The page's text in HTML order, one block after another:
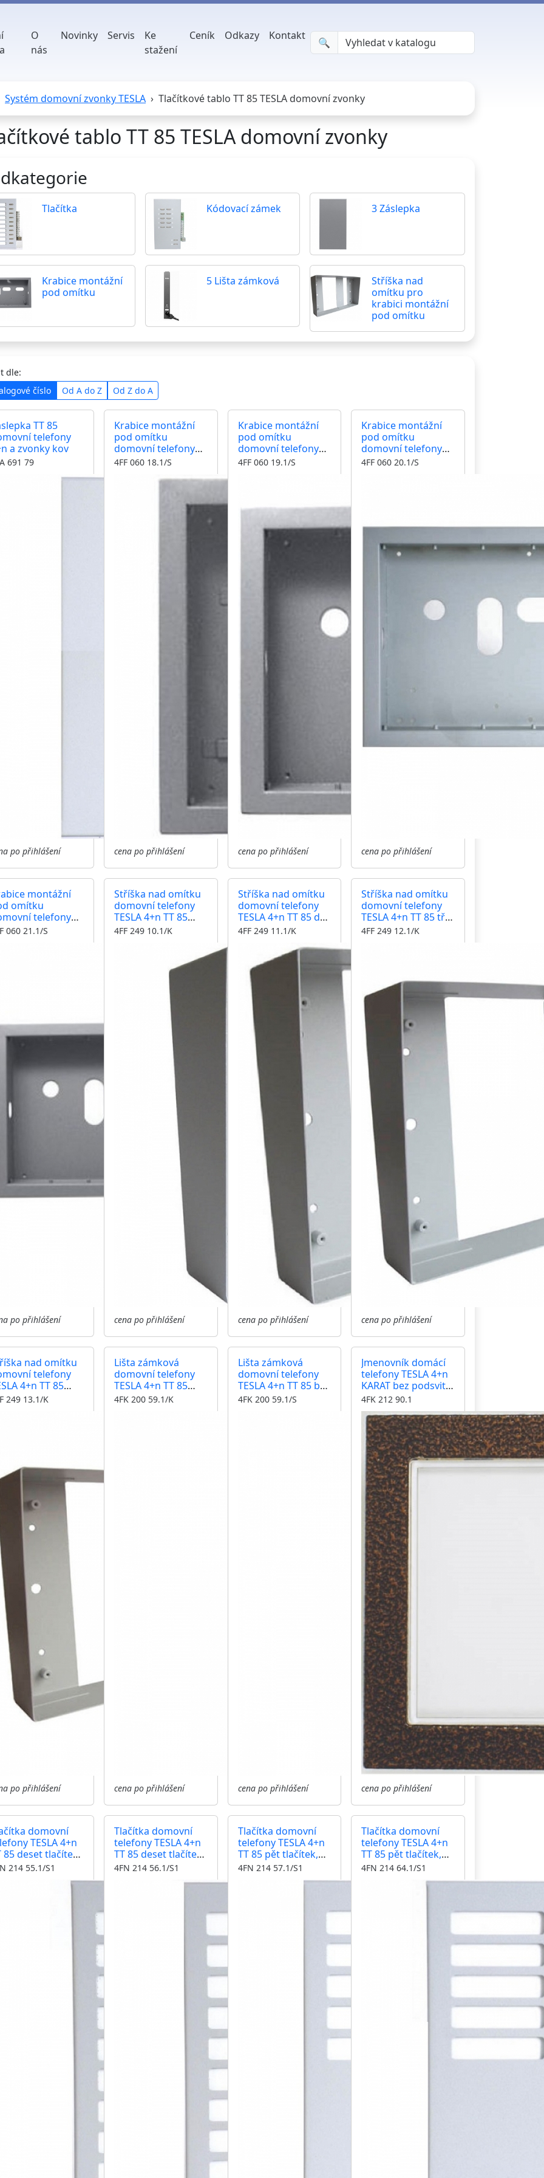
O
nás
Novinky Servis
Ke
stažení
Ceník Odkazy Kontakt
🔍︎
Systém domovní zvonky TESLA Tlačítkové tablo TT 85 TESLA domovní zvonky
tablo TT 85 TESLA domovní zvonky
Tlačítka Kódovací zámek 3 Záslepka
Krabice montážní
pod omítku
5 Lišta zámková
Stříška nad
omítku pro
krabici montážní
pod omítku
dle:
číslo
Od A do Z Od Z do A
TT 85
telefony
a zvonky kov
691 79
po přihlášení
Krabice montážní
pod omítku
domovní telefony
TESLA 4+n TT 85
4FF 060 18.1/S
cena po přihlášení
Krabice montážní
pod omítku
domovní telefony
TESLA 4+n TT 85 dva
4FF 060 19.1/S
cena po přihlášení
Krabice montážní
pod omítku
domovní telefony
TESLA 4+n TT 85 tři
4FF 060 20.1/S
cena po přihlášení
montážní
omítku
telefony
4+n TT 85
060 21.1/S
po přihlášení
Stříška nad omítku
domovní telefony
TESLA 4+n TT 85
jeden modul
4FF 249 10.1/K
cena po přihlášení
Stříška nad omítku
domovní telefony
TESLA 4+n TT 85 dva
moduly
4FF 249 11.1/K
cena po přihlášení
Stříška nad omítku
domovní telefony
TESLA 4+n TT 85 tři
moduly
4FF 249 12.1/K
cena po přihlášení
nad omítku
telefony
4+n TT 85
moduly
249 13.1/K
po přihlášení
Lišta zámková
domovní telefony
TESLA 4+n TT 85
otvor na tlačítko
4FK 200 59.1/K
cena po přihlášení
Lišta zámková
domovní telefony
TESLA 4+n TT 85 bez
otvoru na tlačítko
4FK 200 59.1/S
cena po přihlášení
Jmenovník domácí
telefony TESLA 4+n
KARAT bez podsvitu,
barva antika
měděná
4FK 212 90.1
cena po přihlášení
domovní
TESLA 4+n
85 deset tlačítek,
pro
jmenovek
214 55.1/S1
Tlačítka domovní
telefony TESLA 4+n
TT 85 deset tlačítek,
konektor
4FN 214 56.1/S1
Tlačítka domovní
telefony TESLA 4+n
TT 85 pět tlačítek,
tlačítko pro
osvětlení jmenovek
4FN 214 57.1/S1
Tlačítka domovní
telefony TESLA 4+n
TT 85 pět tlačítek,
konektor
4FN 214 64.1/S1